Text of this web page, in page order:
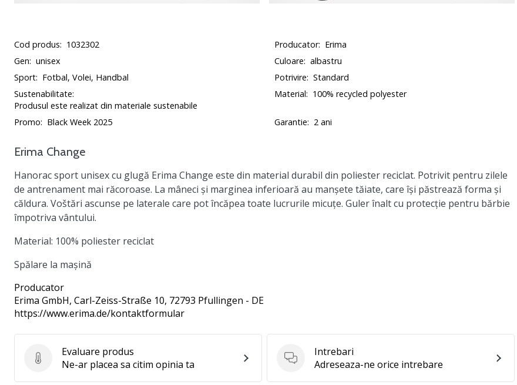
Cod produs: 1032302 Producator: Erima
Gen: unisex Culoare: albastru
Sport: Fotbal, Volei, Handbal Potrivire: Standard
Sustenabilitate:
Produsul este realizat din materiale sustenabile
Material: 100% recycled polyester
Promo: Black Week 2025 Garantie: 2 ani
Erima Change
Hanorac sport unisex cu glugă Erima Change este din material durabil din poliester reciclat. Potrivit pentru zilele
de antrenament mai răcoroase. La mâneci și marginea inferioară au manșete tăiate, care își păstrează forma și
căldura. Voštări ascunse pe laterale care pot încăpea toate lucrurile micuțe. Guler înalt cu protecție pentru bărbie
împotriva vântului.
Material: 100% poliester reciclat
Spălare la mașină
Producator
Erima GmbH, Carl-Zeiss-Straße 10, 72793 Pfullingen - DE
https://www.erima.de/kontaktformular
Evaluare produs
Evaluare produs
Ne-ar placea sa citim opinia ta
Intrebari
Intrebari
Adreseaza-ne orice intrebare